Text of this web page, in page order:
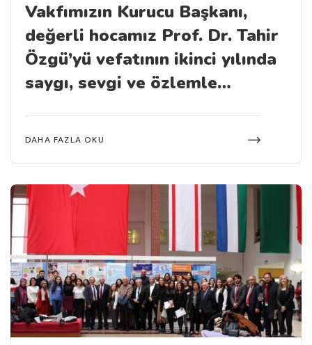
Vakfımızın Kurucu Başkanı,
değerli hocamız Prof. Dr. Tahir
Özgü’yü vefatının ikinci yılında
saygı, sevgi ve özlemle
DAHA FAZLA OKU